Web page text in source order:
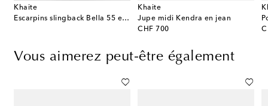
Khaite
Escarpins slingback Bella 55 en cuir
Khaite
Jupe midi Kendra en jean
CHF 700
original price
Vous aimerez peut-être également